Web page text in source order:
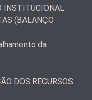
INSTITUCIONAL
(BALANÇO
da
DOS RECURSOS